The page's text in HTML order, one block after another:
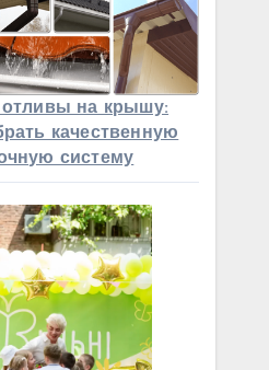
отливы на крышу:
качественную
систему